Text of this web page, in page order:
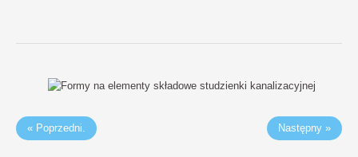
« Poprzedni. Następny »